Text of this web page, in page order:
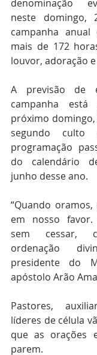
denominação
neste domingo,
campanha anual
mais de 172
louvor, adoração
A previsão de
campanha
próximo
segundo culto
programação
do calendário
junho desse ano.
“Quando
em nosso favor.
sem cessar,
ordenação
presidente do
apóstolo Arão
Pastores,
líderes de célula
que as orações
parem.